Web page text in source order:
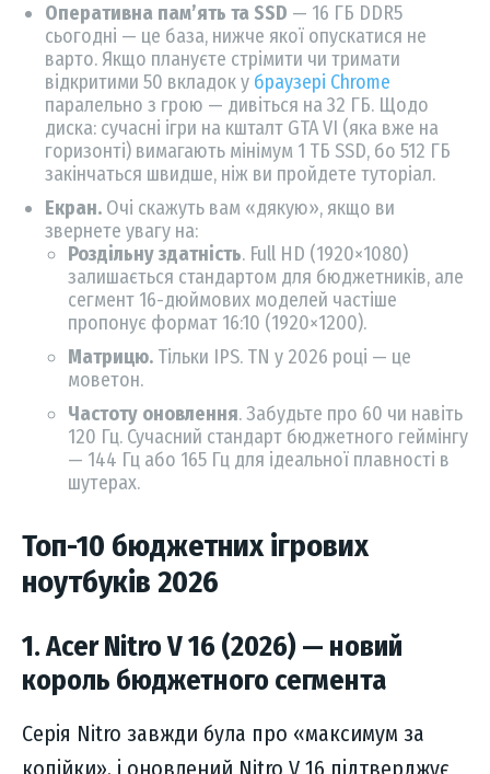
Оперативна пам’ять та SSD — 16 ГБ DDR5
сьогодні — це база, нижче якої опускатися не
варто. Якщо плануєте стрімити чи тримати
відкритими 50 вкладок у браузері Chrome
паралельно з грою — дивіться на 32 ГБ. Щодо
диска: сучасні ігри на кшталт GTA VI (яка вже на
горизонті) вимагають мінімум 1 ТБ SSD, бо 512 ГБ
закінчаться швидше, ніж ви пройдете туторіал.
Екран. Очі скажуть вам «дякую», якщо ви
звернете увагу на:
Роздільну здатність. Full HD (1920×1080)
залишається стандартом для бюджетників, але
сегмент 16-дюймових моделей частіше
пропонує формат 16:10 (1920×1200).
Матрицю. Тільки IPS. TN у 2026 році — це
моветон.
Частоту оновлення. Забудьте про 60 чи навіть
120 Гц. Сучасний стандарт бюджетного геймінгу
— 144 Гц або 165 Гц для ідеальної плавності в
шутерах.
Топ-10 бюджетних ігрових
ноутбуків 2026
1. Acer Nitro V 16 (2026) — новий
король бюджетного сегмента
Серія Nitro завжди була про «максимум за